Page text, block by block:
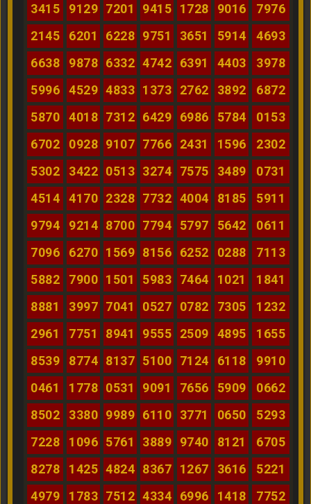
3415
9129 7201 9415 1728 9016
7976
2145
6201 6228 9751 3651 5914
4693
6638
9878 6332 4742 6391 4403
3978
5996
4529 4833 1373 2762 3892
6872
5870
4018 7312 6429 6986 5784
0153
6702
0928 9107 7766 2431 1596
2302
5302
3422 0513 3274 7575 3489
0731
4514
4170 2328 7732 4004 8185
5911
9794
9214 8700 7794 5797 5642
0611
7096
6270 1569 8156 6252 0288
7113
5882
7900 1501 5983 7464 1021
1841
8881
3997 7041 0527 0782 7305
1232
2961
7751 8941 9555 2509 4895
1655
8539
8774 8137 5100 7124 6118
9910
0461
1778 0531 9091 7656 5909
0662
8502
3380 9989 6110 3771 0650
5293
7228
1096 5761 3889 9740 8121
6705
8278
1425 4824 8367 1267 3616
5221
4979
1783 7512 4334 6996 1418
7752